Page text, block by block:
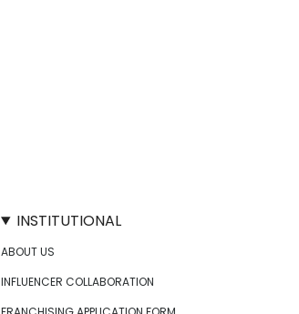
INSTITUTIONAL
ABOUT US
INFLUENCER COLLABORATION